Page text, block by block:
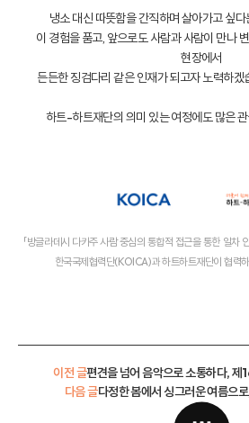
냉소 대신 따뜻함을 간직하며 살아가고 싶
이 경험을 품고, 앞으로도 사람과 사람이 만나
현장에서
든든한 징검다리 같은 인재가 되고자 노력하겠
하트-하트재단의 의미 있는 여정에도 많은
「방글라데시 다카주 사람 중심의 통합적 접근을 통한 일
한국국제협력단(KOICA)과 하트하트재단이 협력
이전 글편견을 넘어 음악으로 소통하다, 제
다정한 봄에서 싱그러운 여름으
다음 글